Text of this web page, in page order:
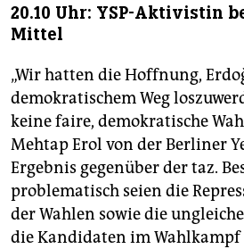
20.10 Uhr: YSP-Aktivistin
Mittel
„Wir hatten die Hoffnung,
demokratischem Weg
keine faire, demokratische
Mehtap Erol von der Berliner
Ergebnis gegenüber der taz.
problematisch seien die
der Wahlen sowie die
die Kandidaten im Wahlkampf